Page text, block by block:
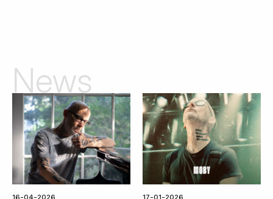
News
16-04-2026 17-01-2026